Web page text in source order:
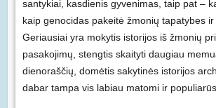
santykiai, kasdienis gyvenimas, taip pat –
kaip genocidas pakeitė žmonių tapatybes ir
Geriausiai yra mokytis istorijos iš žmonių
pasakojimų, stengtis skaityti daugiau
dienoraščių, domėtis sakytinės istorijos
dabar tampa vis labiau matomi ir populiarūs.